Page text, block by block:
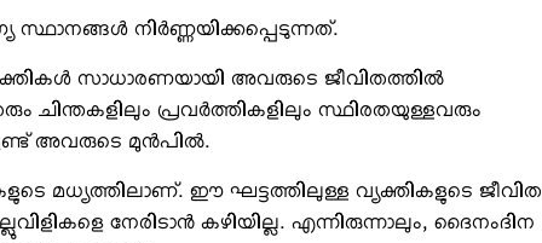
സ്ഥാനങ്ങള്‍ നിര്‍ണ്ണയിക്കപ്പെടുന്നത്.
സാധാരണയായി അവരുടെ ജീവിതത്തില്‍
ചിന്തകളിലും പ്രവര്‍ത്തികളിലും സ്ഥിരതയുള്ളവരും
അവരുടെ മുന്‍പില്‍.
മധ്യത്തിലാണ്. ഈ ഘട്ടത്തിലുള്ള വ്യക്തികളുടെ
നേരിടാന്‍ കഴിയില്ല. എന്നിരുന്നാലും, ദൈനംദിന